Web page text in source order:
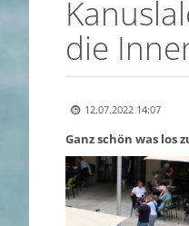
die
12.07.2022 14:07
Ganz schön was los